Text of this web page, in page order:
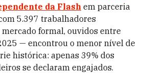
da Flash em parceria
com 5.397 trabalhadores
formal, ouvidos entre
— encontrou o menor nível de
histórica: apenas 39% dos
se declaram engajados.